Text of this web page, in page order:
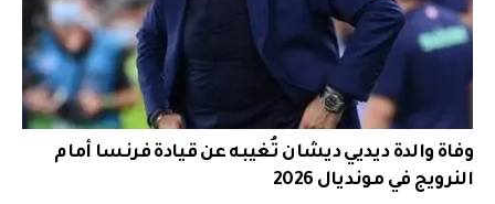
وفاة والدة ديديي ديشان تُغيبه عن قيادة فرنسا أمام
النرويج في مونديال 2026